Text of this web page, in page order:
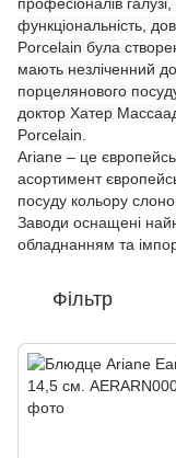
професіоналів
функціональність,
Porcelain була
мають незліченний
порцелянового
доктор Хатер
Porcelain.
Ariane – це
асортимент
посуду кольору
Заводи оснащені
обладнанням та
Фільтр